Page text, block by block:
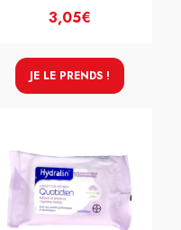
3,05€
JE LE PRENDS !